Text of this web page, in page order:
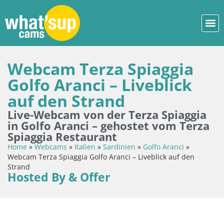
Webcam Terza Spiaggia
Golfo Aranci – Liveblick
auf den Strand
Live-Webcam von der Terza Spiaggia
in Golfo Aranci – gehostet vom Terza
Spiaggia Restaurant
Home »Webcams » Italien » Sardinien » Golfo Aranci »
Webcam Terza Spiaggia Golfo Aranci – Liveblick auf den
Strand
Hosted By & Offer